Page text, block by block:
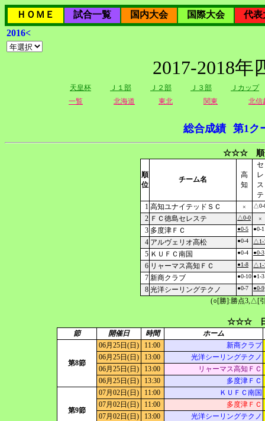
ＨＯＭＥ 試合一覧 国内大会 国際大会
代表
2016<
2017-2018
天皇杯 Ｊ１部 Ｊ２部 Ｊ３部
Ｊカップ
一覧
北海道 東北 関東 北信
総合成績 第1ク
☆☆☆ 順
順
位
チーム名
高
知
セ
レ
ス
テ
1 高知ユナイテッドＳＣ × △0-
2 ＦＣ徳島セレステ △0-0 ×
3 多度津ＦＣ ●0-5 ●0-1
4 アルヴェリオ高松 ●0-4 △1-
5 ＫＵＦＣ南国 ●0-4 ●0-3
6 リャーマス高知ＦＣ ●1-8 △1-
7 新商クラブ ●0-10 ●1-3
8 光洋シーリングテクノ ●0-7 ●0-9
(○[勝]:勝点3,△[
☆☆☆ 日
節 開催日 時間 ホーム
第8節
06月25日(日) 11:00
新商クラブ
06月25日(日)
13:00
光洋シーリングテクノ
06月25日(日)
13:00
リャーマス高知ＦＣ
06月25日(日)
13:30 多度津ＦＣ
第9節
07月02日(日) 11:00
ＫＵＦＣ南国
07月02日(日)
11:00
多度津ＦＣ
07月02日(日)
13:00
光洋シーリングテクノ